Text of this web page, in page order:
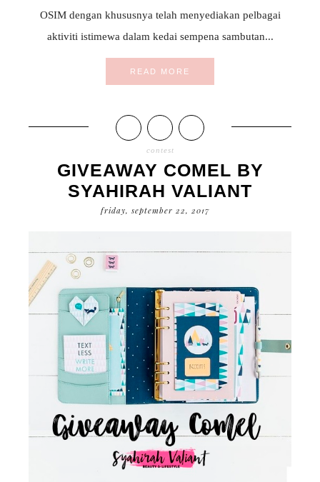
OSIM dengan khususnya telah menyediakan pelbagai
aktiviti istimewa dalam kedai sempena sambutan...
READ MORE
contest
GIVEAWAY COMEL BY
SYAHIRAH VALIANT
friday, september 22, 2017